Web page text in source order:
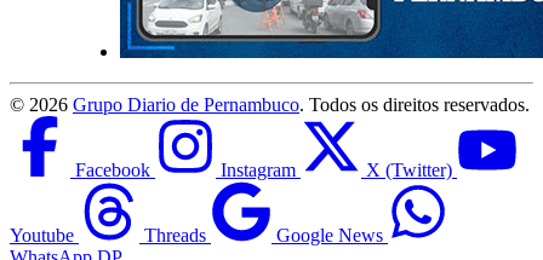
© 2026 Grupo Diario de Pernambuco. Todos os direitos reservados.
Facebook Instagram X (Twitter)
Youtube Threads
Google News